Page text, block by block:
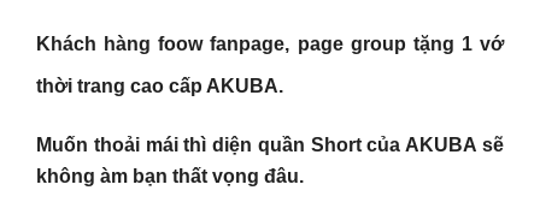
Khách hàng foow fanpage, page group tặng 1 vớ
thời trang cao cấp AKUBA.
Muốn thoải mái thì diện quần Short của AKUBA sẽ
không àm bạn thất vọng đâu.